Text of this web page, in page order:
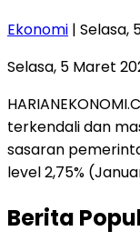
Ekonomi | Selasa,
Selasa, 5 Maret
terkendali dan
sasaran
level 2,75%
Berita